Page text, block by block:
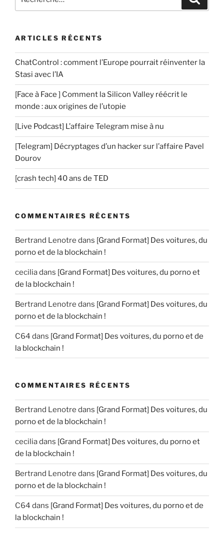
a
r
pour
ARTICLES RÉCENTS
ChatControl : comment l’Europe pourrait réinventer la
Stasi avec l’IA
[Face à Face ] Comment la Silicon Valley réécrit le
monde : aux origines de l’utopie
[Live Podcast] L’affaire Telegram mise à nu
[Telegram] Décryptages d’un hacker sur l’affaire Pavel
Dourov
[crash tech] 40 ans de TED
COMMENTAIRES RÉCENTS
Bertrand Lenotre dans [Grand Format] Des voitures, du
porno et de la blockchain !
ceciliadans [Grand Format] Des voitures, du porno et
de la blockchain !
Bertrand Lenotre dans [Grand Format] Des voitures, du
porno et de la blockchain !
C64 dans [Grand Format] Des voitures, du porno et de
la blockchain !
COMMENTAIRES RÉCENTS
Bertrand Lenotre dans [Grand Format] Des voitures, du
porno et de la blockchain !
ceciliadans [Grand Format] Des voitures, du porno et
de la blockchain !
Bertrand Lenotre dans [Grand Format] Des voitures, du
porno et de la blockchain !
C64 dans [Grand Format] Des voitures, du porno et de
la blockchain !